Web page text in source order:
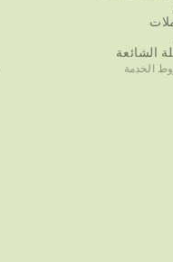
الشائعة
الخدمة